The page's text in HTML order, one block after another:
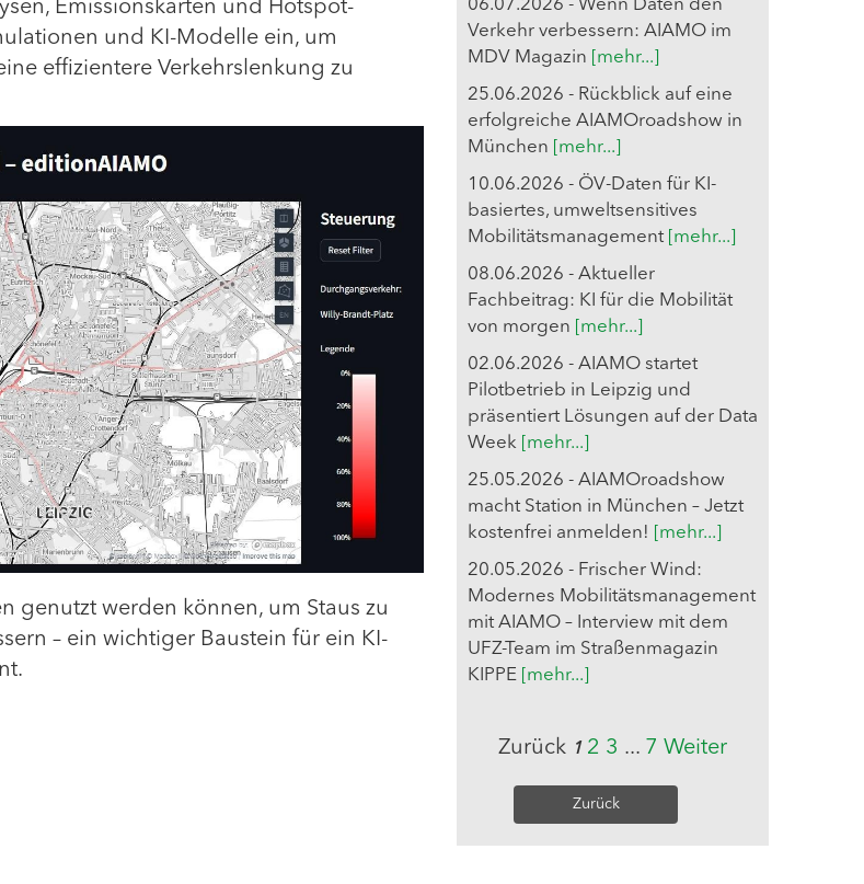
Emissionskarten und Hotspot-
und KI-Modelle ein, um
effizientere Verkehrslenkung zu
genutzt werden können, um Staus zu
– ein wichtiger Baustein für ein KI-
06.07.2026 - Wenn Daten den
Verkehr verbessern: AIAMO im
MDV Magazin
[mehr...]
25.06.2026 - Rückblick auf eine
erfolgreiche AIAMOroadshow in
München
[mehr...]
10.06.2026 - ÖV-Daten für KI-
basiertes, umweltsensitives
Mobilitätsmanagement [mehr...]
08.06.2026 - Aktueller
Fachbeitrag: KI für die Mobilität
von morgen
[mehr...]
02.06.2026 - AIAMO startet
Pilotbetrieb in Leipzig und
präsentiert Lösungen auf der Data
Week
[mehr...]
25.05.2026 - AIAMOroadshow
macht Station in München – Jetzt
kostenfrei anmelden!
[mehr...]
20.05.2026 - Frischer Wind:
Modernes Mobilitätsmanagement
mit AIAMO – Interview mit dem
UFZ-Team im Straßenmagazin
KIPPE [mehr...]
Zurück 1 2 3 ... 7 Weiter
Zurück